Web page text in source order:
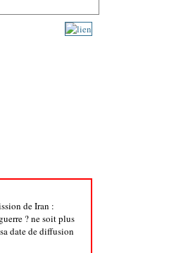
de Iran :
? ne soit plus
date de diffusion